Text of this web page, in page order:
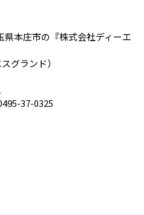
本庄市の『株式会社ディーエ
グランド）
37-0325